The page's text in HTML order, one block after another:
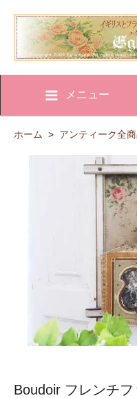
メニュー
ホーム > アンティーク全
Boudoir フレンチ